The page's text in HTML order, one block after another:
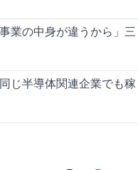
業の中身が違うから」三
じ半導体関連企業でも稼